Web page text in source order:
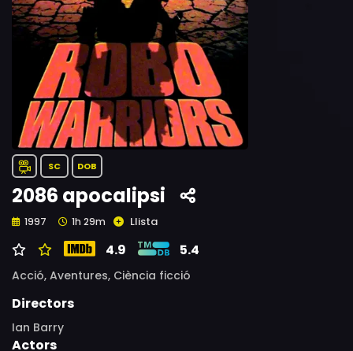
SC DOB
2086 apocalipsi
1997 1h 29m Llista
4.9 5.4
Acció, Aventures, Ciència ficció
Directors
Ian Barry
Actors